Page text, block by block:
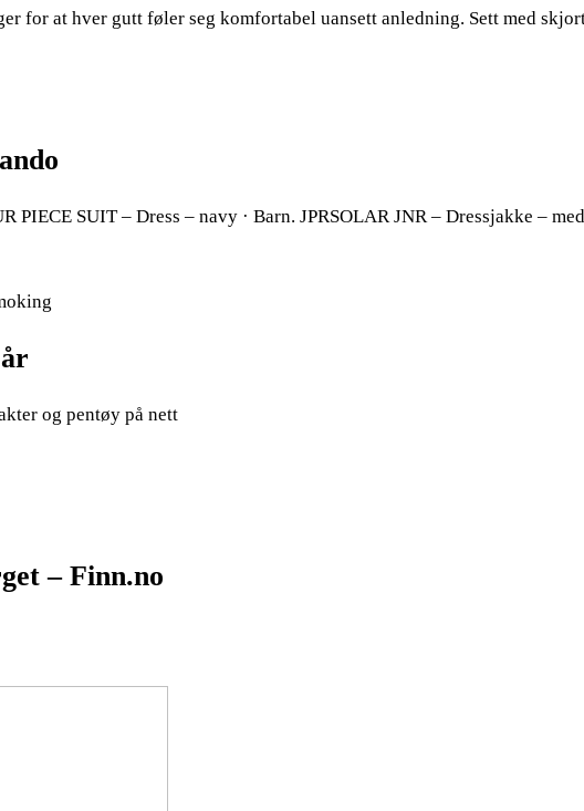
for at hver gutt føler seg komfortabel uansett anledning. Sett med
PIECE SUIT – Dress – navy · Barn. JPRSOLAR JNR – Dressjakke –
og pentøy på nett
– Finn.no